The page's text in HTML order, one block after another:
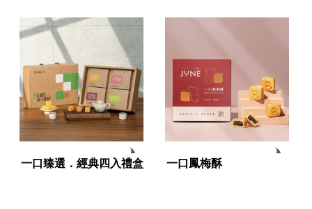
一口臻選．經典四入禮盒 一口鳳梅酥